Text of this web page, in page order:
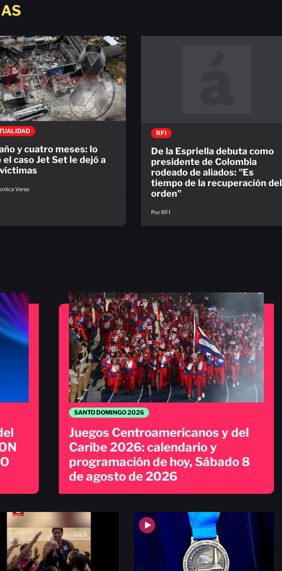
y cuatro meses: lo
el caso Jet Set le dejó a
Veras
RFI
De la Espriella debuta como
presidente de Colombia
rodeado de aliados: "Es
tiempo de la recuperación del
orden"
Por RFI
SANTO DOMINGO 2026
Juegos Centroamericanos y del
Caribe 2026: calendario y
programación de hoy, Sábado 8
de agosto de 2026